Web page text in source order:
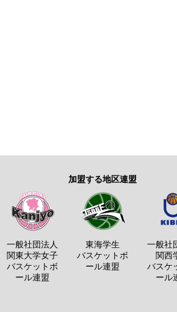
加盟する地区連盟
一般社団法人
関東大学女子
バスケットボ
ール連盟
東海学生
バスケットボ
ール連盟
一般社
関西
バスケ
ール